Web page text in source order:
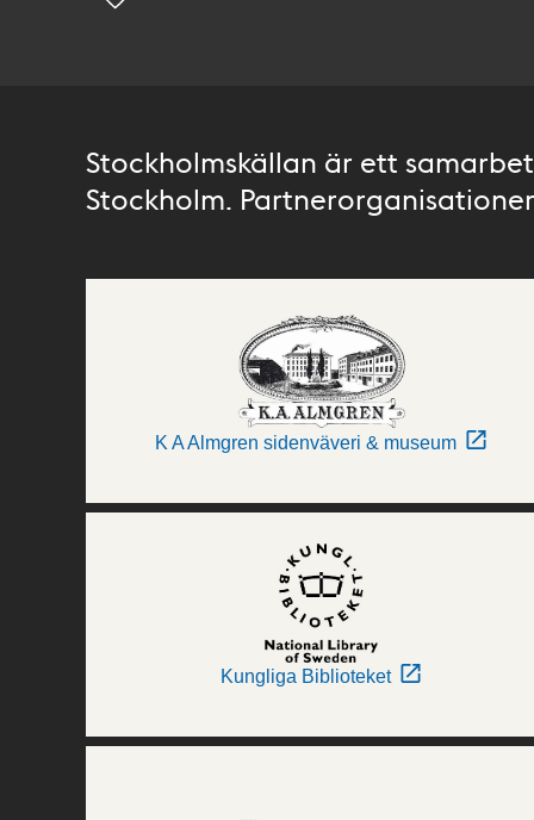
Stockholmskällan är ett
Stockholm.
K A Almgren sidenväveri & museum
Kungliga Biblioteket